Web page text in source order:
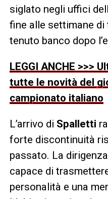
siglato negli uffici
fine alle settimane
tenuto banco dopo
LEGGI ANCHE >>>
tutte le novità del
campionato italiano
L’arrivo di Spalletti
forte discontinuità
passato. La
capace di
personalità e una